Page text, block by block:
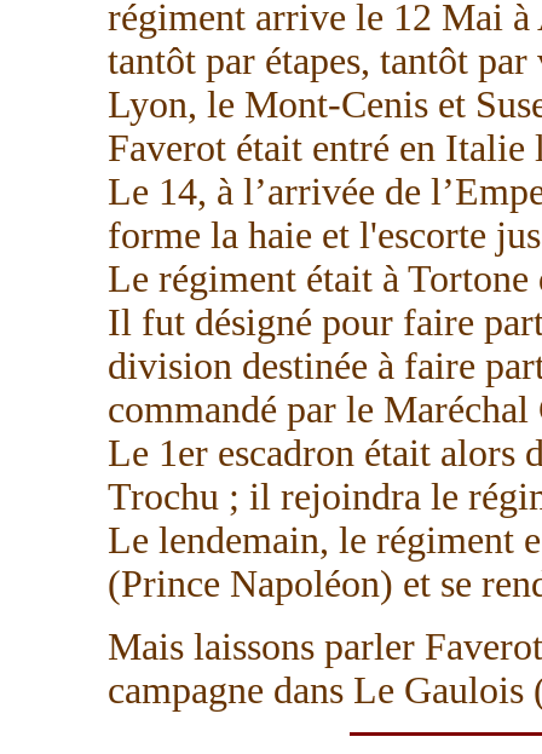
régiment arrive le 12 Mai
tantôt par étapes, tantôt par
Lyon, le Mont-Cenis et
Faverot était entré en Italie
Le 14, à l’arrivée de
forme la haie et l'escorte
Le régiment était à
Il fut désigné pour faire
division destinée à faire
commandé par le
Le 1er escadron était alors
Trochu ; il rejoindra le
Le lendemain, le régiment
(Prince Napoléon) et se
Mais laissons parler
campagne dans Le